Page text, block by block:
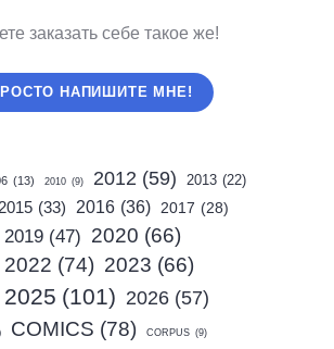
заказать себе такое же!
НАПИШИТЕ МНЕ!
(13) 2010 (9) 2012 (59) 2013 (22)
2015 (33) 2016 (36) 2017 (28)
2019 (47) 2020 (66)
2022 (74) 2023 (66)
2025 (101) 2026 (57)
COMICS (78) CORPUS (9)